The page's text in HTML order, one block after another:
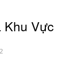
Vực